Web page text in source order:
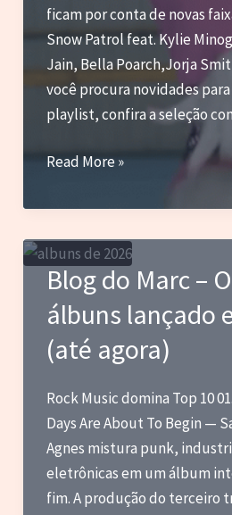
ficam por conta de novas
Snow Patrol feat. Kylie
Jain, Bella Poarch,Jorja
você procura novidades
playlist, confira a seleção
Madonna,
Patrol
com
Kylie
Minogue,
Kim
Petras,
Jain
Read More »
Blog do Marc –
álbuns lançado
(até agora)
Rock Music domina Top 10
Days Are About To Begin —
Agnes mistura punk,
eletrônicas em um álbum
fim. A produção do terceiro